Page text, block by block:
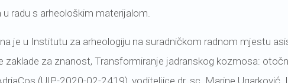
radu s arheološkim materijalom.
je u Institutu za arheologiju na suradničkom radnom mjestu
zaklade za znanost, Transformiranje jadranskog kozmosa:
(UIP-2020-02-2419), voditeljice dr. sc. Marine